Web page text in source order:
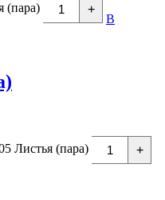
(пара) +
В
Листья (пара)
+